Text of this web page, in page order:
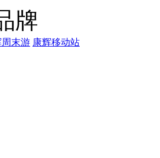
牌
周末游 康辉移动站